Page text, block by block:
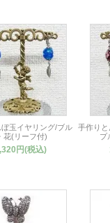
玉イヤリング/ブル
花(リーフ付)
円(税込)
手作り
プ